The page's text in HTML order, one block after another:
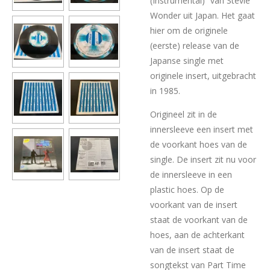
Wonder uit Japan. Het gaat
hier om de originele
(eerste) release van de
Japanse single met
originele insert, uitgebracht
in 1985.
Origineel zit in de
innersleeve een insert met
de voorkant hoes van de
single. De insert zit nu voor
de innersleeve in een
plastic hoes. Op de
voorkant van de insert
staat de voorkant van de
hoes, aan de achterkant
van de insert staat de
songtekst van Part Time